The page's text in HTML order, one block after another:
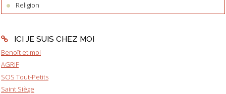
Religion
ICI JE SUIS CHEZ MOI
Benoît et moi
AGRIF
SOS Tout-Petits
Saint Siège